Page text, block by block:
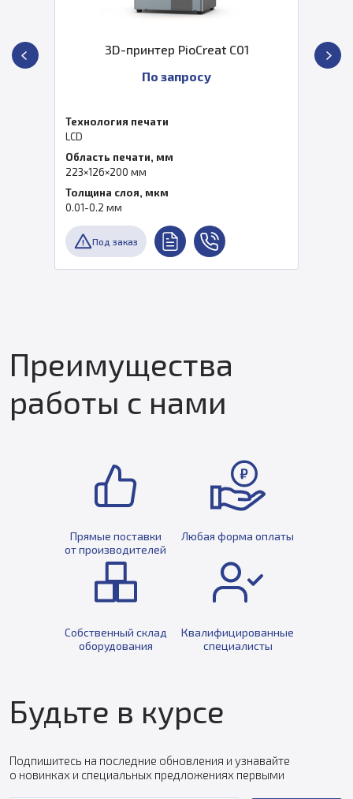
3D-принтер PioCreat C01
По запросу
Технология печати
Область печати, мм
223×126×200 мм
Толщина слоя, мкм
0.01-0.2 мм
Под заказ
Преимущества
работы с нами
Прямые поставки
от производителей
Любая форма оплаты
Собственный склад
оборудования
Квалифицированные
специалисты
Будьте в курсе
Подпишитесь на последние обновления и узнавайте
о новинках и специальных предложениях первыми